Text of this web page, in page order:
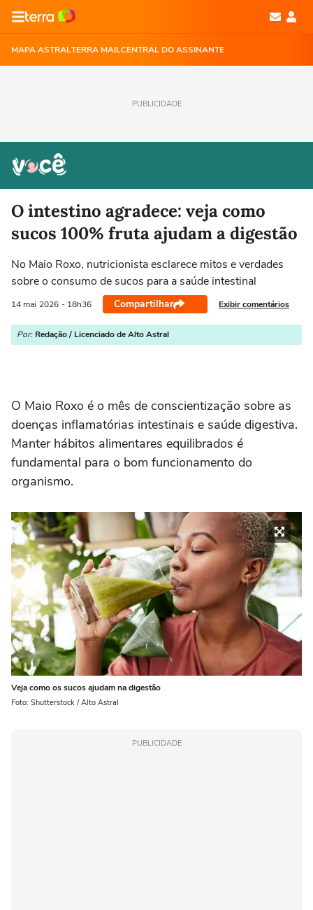
MAPA ASTRALTERRA MAILCENTRAL DO ASSINANTE
PUBLICIDADE
O intestino agradece: veja como
sucos 100% fruta ajudam a digestão
No Maio Roxo, nutricionista esclarece mitos e verdades
sobre o consumo de sucos para a saúde intestinal
14 mai 2026 - 18h36 Compartilhar Exibir comentários
Por: Redação / Licenciado de Alto Astral
O Maio Roxo é o mês de conscientização sobre as
doenças inflamatórias intestinais e saúde digestiva.
Manter hábitos alimentares equilibrados é
fundamental para o bom funcionamento do
organismo.
Veja como os sucos ajudam na digestão
Foto: Shutterstock / Alto Astral
PUBLICIDADE